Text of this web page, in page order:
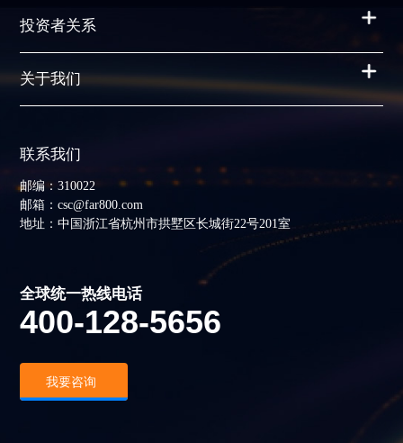
投资者关系
关于我们
联系我们
邮编：310022
邮箱：csc@far800.com
地址：中国浙江省杭州市拱墅区长城街22号201室
全球统一热线电话
400-128-5656
我要咨询